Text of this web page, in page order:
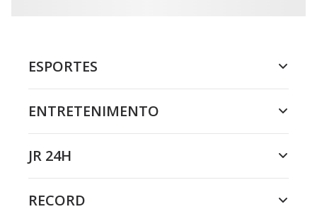
ESPORTES
ENTRETENIMENTO
JR 24H
RECORD